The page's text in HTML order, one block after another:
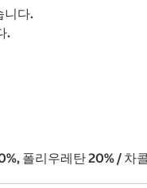
니다.
.
폴리우레탄 20% /